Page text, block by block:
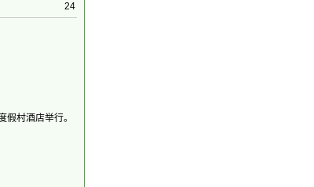
24
村酒店举行。